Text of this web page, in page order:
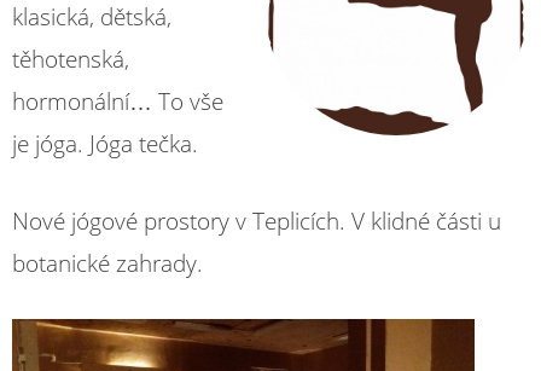
klasická, dětská,
těhotenská,
hormonální… To vše
je jóga. Jóga tečka.
Nové jógové prostory v Teplicích. V klidné části u
botanické zahrady.